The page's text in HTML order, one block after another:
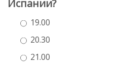
Испании?
19.00
20.30
21.00